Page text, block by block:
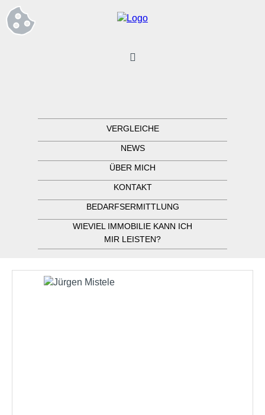
VERGLEICHE
NEWS
ÜBER MICH
KONTAKT
BEDARFSERMITTLUNG
WIEVIEL IMMOBILIE KANN ICH
MIR LEISTEN?